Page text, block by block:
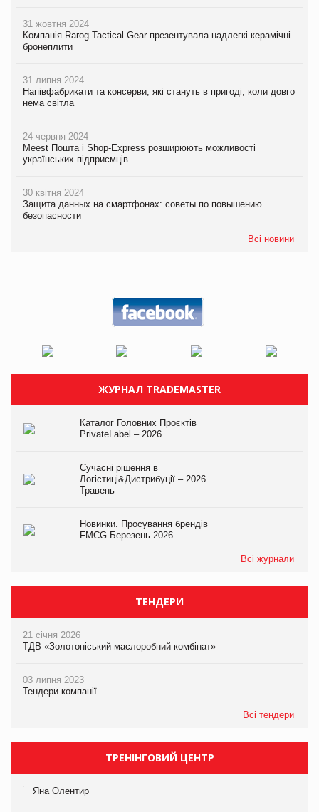
31 жовтня 2024
Компанія Rarog Tactical Gear презентувала надлегкі керамічні
бронеплити
31 липня 2024
Напівфабрикати та консерви, які стануть в пригоді, коли довго
нема світла
24 червня 2024
Meest Пошта і Shop-Express розширюють можливості
українських підприємців
30 квітня 2024
Защита данных на смартфонах: советы по повышению
безопасности
Всі новини
ЖУРНАЛ TRADEMASTER
Каталог Головних Проєктів
PrivateLabel – 2026
Сучасні рішення в
Логістиці&Дистрибуції – 2026.
Травень
Новинки. Просування брендів
FMCG.Березень 2026
Всі журнали
ТЕНДЕРИ
21 січня 2026
ТДВ «Золотоніський маслоробний комбінат»
03 липня 2023
Тендери компанії
Всі тендери
ТРЕНІНГОВИЙ ЦЕНТР
Яна Олентир